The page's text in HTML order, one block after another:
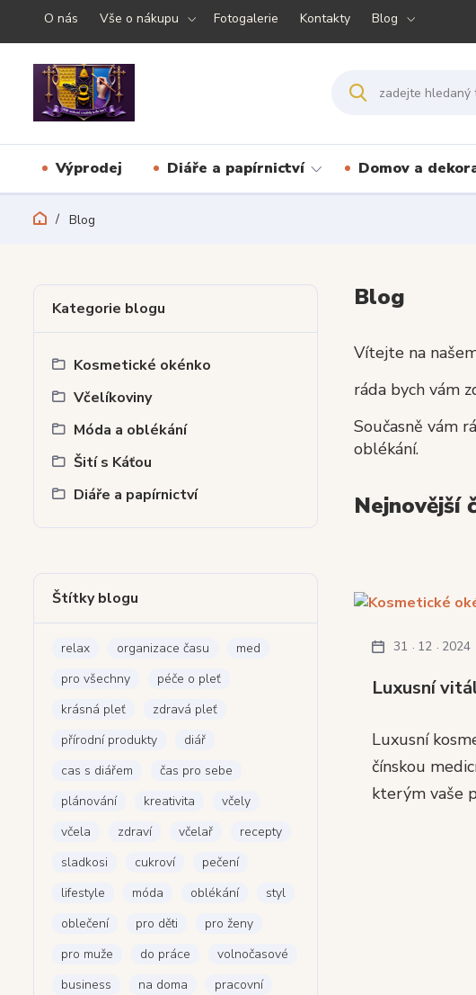
O nás Vše o nákupu Fotogalerie Kontakty Blog
Výprodej Diáře a papírnictví Domov a
Blog
Kategorie blogu
Kosmetické okénko
Včelíkoviny
Móda a oblékání
Šití s Káťou
Diáře a papírnictví
Štítky blogu
relax organizace času
med
pro všechny
péče o pleť
krásná pleť
zdravá pleť
přírodní produkty
diář
cas s diářem
čas pro sebe
plánování
kreativita
včely
včela
zdraví včelař
recepty
sladkosi
cukroví
pečení
lifestyle
móda oblékání
styl
oblečení
pro děti
pro ženy
pro muže
do práce
volnočasové
business
na doma
pracovní
Blog
Vítejte na
ráda bych vám
Současně vám
oblékání.
Nejnovější
Luxusní
31 12 2024
Luxusní
čínskou
kterým vaše